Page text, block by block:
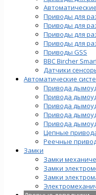
Приводы для
Приводы для
Приводы для
Приводы для
Приводы GSS
BBC Bircher
Датчики
Автоматические
Привода
Привода
Привода
Привода
Привода
Цепные
Реечные
Замки
Замки
Замки
Замки